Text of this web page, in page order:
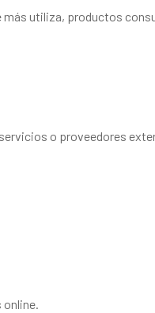
utiliza, productos
o proveedores
online.